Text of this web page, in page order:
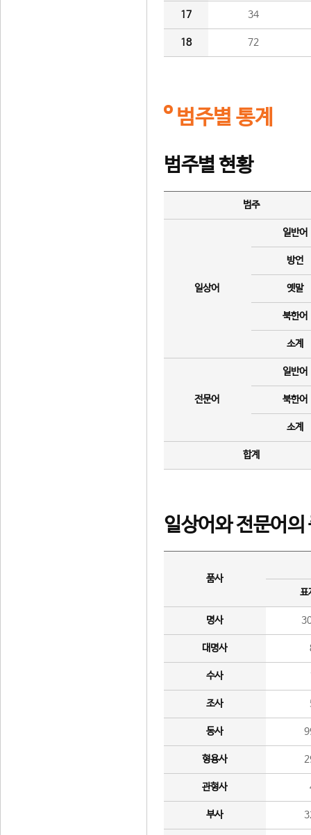
17 34
18 72
범주별 통계
범주별 현황
범주
일상어
일반어
방언
옛말
북한어
소계
전문어
일반어
북한어
소계
합계
일상어와 전문어의
품사
표
명사
대명사
수사
조사
동사
형용사
관형사
부사